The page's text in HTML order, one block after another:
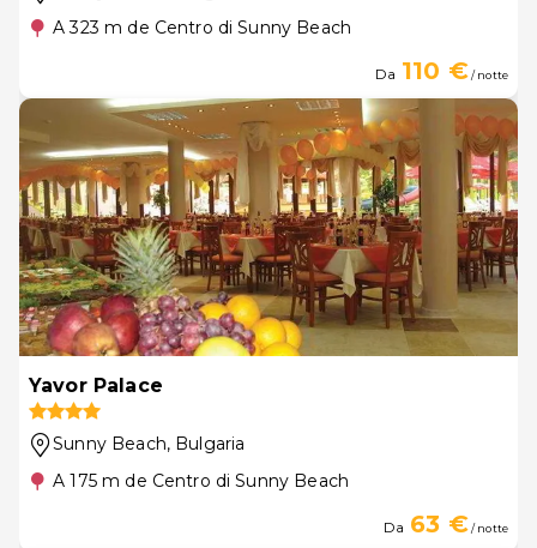
A 323 m de Centro di Sunny Beach
Da 110 €/ notte
Yavor Palace
Sunny Beach, Bulgaria
A 175 m de Centro di Sunny Beach
Da 63 €/ notte